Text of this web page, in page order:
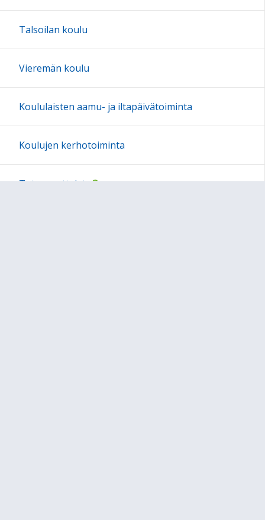
Talsoilan koulu
Vieremän koulu
Koululaisten aamu- ja iltapäivätoiminta
Koulujen kerhotoiminta
Tutoropettajat